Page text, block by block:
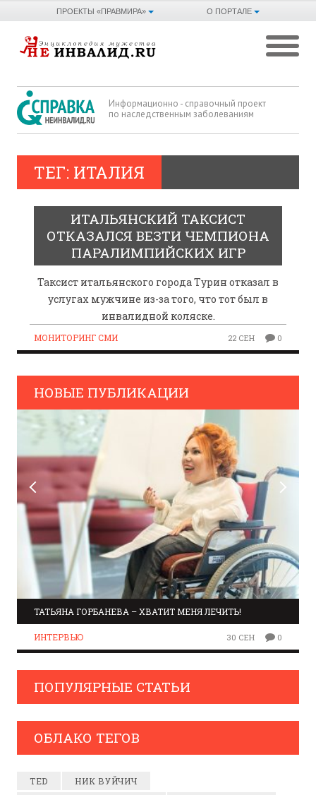
О ПОРТАЛЕ
ПРОЕКТЫ «ПРАВМИРА»
Информационно - справочный проект
по наследственным заболеваниям
ТЕГ: ИТАЛИЯ
ИТАЛЬЯНСКИЙ ТАКСИСТ
ОТКАЗАЛСЯ ВЕЗТИ ЧЕМПИОНА
ПАРАЛИМПИЙСКИХ ИГР
Таксист итальянского города Турин отказал в
услугах мужчине из-за того, что тот был в
инвалидной коляске.
МОНИТОРИНГ СМИ 22 СЕН 0
НОВЫЕ ПУБЛИКАЦИИ
ТАТЬЯНА ГОРБАНЕВА – ХВАТИТ МЕНЯ ЛЕЧИТЬ!
ИНТЕРВЬЮ 30 СЕН 0
ПОПУЛЯРНЫЕ СТАТЬИ
ОБЛАКО ТЕГОВ
TED
НИК ВУЙЧИЧ